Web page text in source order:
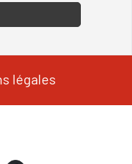
légales